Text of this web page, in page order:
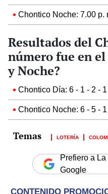
Chontico Noche: 7.00 p.
Resultados del
número fue en
y Noche?
Chontico Día: 6 - 1 - 2 - 1
Chontico Noche: 6 - 5 - 1
LOTERÍA
Prefiero a
Google